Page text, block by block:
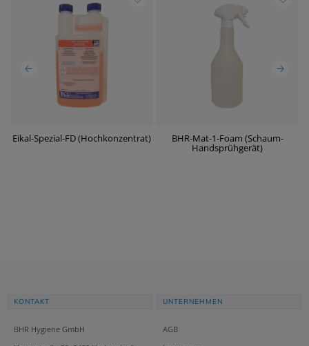
Eikal-Spezial-FD (Hochkonzentrat) BHR-Mat-1-Foam (Schaum-
Handsprühgerät)
KONTAKT
BHR Hygiene GmbH
UNTERNEHMEN
AGB